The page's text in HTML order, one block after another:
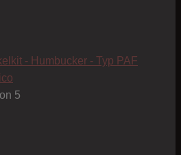
- Humbucker - Typ PAF
5